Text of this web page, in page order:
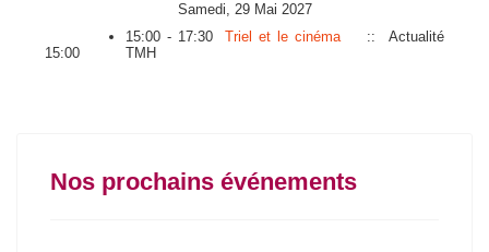
Samedi, 29 Mai 2027
15:00
15:00 - 17:30 Triel et le cinéma
:: Actualité
TMH
Nos prochains événements